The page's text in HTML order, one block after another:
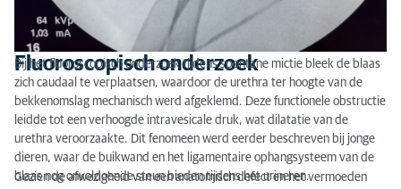
Fluoroscopisch onderzoek
Bij het fluoroscopisch onderzoek tijdens spontane mictie bleek de blaas
zich caudaal te verplaatsen, waardoor de urethra ter hoogte van de
bekkenomslag mechanisch werd afgeklemd. Deze functionele obstructie
leidde tot een verhoogde intravesicale druk, wat dilatatie van de
urethra veroorzaakte. Dit fenomeen werd eerder beschreven bij jonge
dieren, waar de buikwand en het ligamentaire ophangsysteem van de
blaas nog onvoldoende steun bieden tijdens het urineren.
Gezien de afwezigheid van een anatomisch defect en het vermoeden